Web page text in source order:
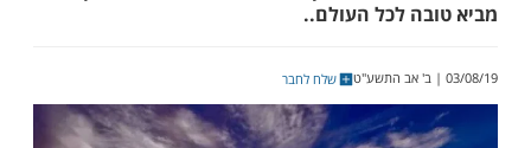
- כ"ד כסלו, אל תפספסו!
משהו למען כולם! סגולה מיוחדת שהמקיימה
לכל העולם..